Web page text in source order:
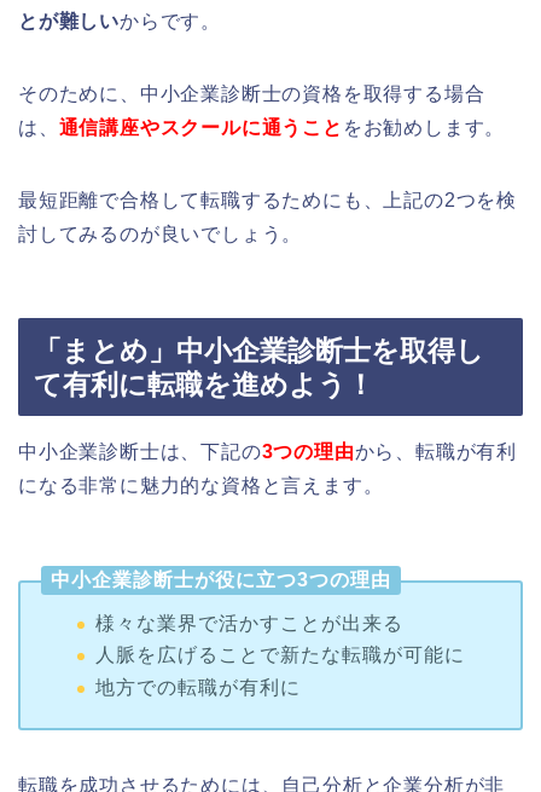
とが難しいからです。
そのために、中小企業診断士の資格を取得する場合
は、 通信講座やスクールに通うこと をお勧めします。
最短距離で合格して転職するためにも、上記の2つを検
討してみるのが良いでしょう。
「まとめ」中小企業診断士を取得し
て有利に転職を進めよう！
中小企業診断士は、下記の3つの理由から、転職が有利
になる非常に魅力的な資格と言えます。
中小企業診断士が役に立つ3つの理由
様々な業界で活かすことが出来る
人脈を広げることで新たな転職が可能に
地方での転職が有利に
転職を成功させるためには、自己分析と企業分析が非